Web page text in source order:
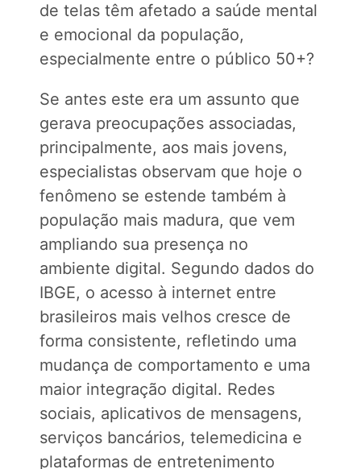
de telas têm afetado a saúde mental
e emocional da população,
especialmente entre o público 50+?
Se antes este era um assunto que
gerava preocupações associadas,
principalmente, aos mais jovens,
especialistas observam que hoje o
fenômeno se estende também à
população mais madura, que vem
ampliando sua presença no
ambiente digital. Segundo dados do
IBGE, o acesso à internet entre
brasileiros mais velhos cresce de
forma consistente, refletindo uma
mudança de comportamento e uma
maior integração digital. Redes
sociais, aplicativos de mensagens,
serviços bancários, telemedicina e
plataformas de entretenimento